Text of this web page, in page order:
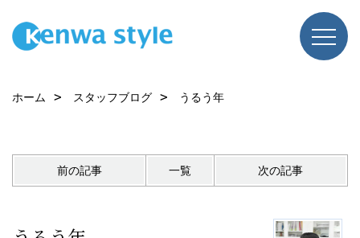
ホーム スタッフブログ うるう年
前の記事 一覧 次の記事